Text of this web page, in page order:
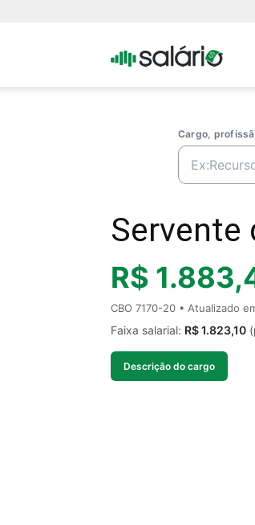
Portal
Cargo,
Servente
R$
CBO 7170-20 • Atualizado
Faixa salarial: R$ 1.823,10
Descrição do cargo